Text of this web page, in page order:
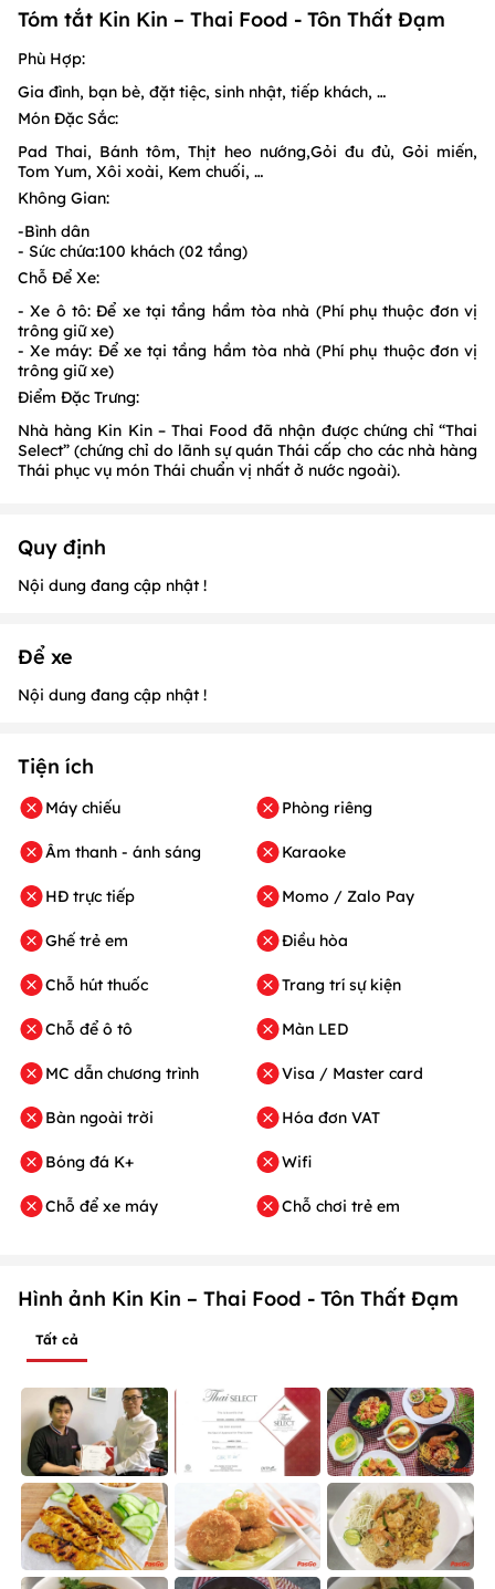
Tóm tắt Kin Kin – Thai Food - Tôn Thất Đạm
Phù Hợp:
Gia đình, bạn bè, đặt tiệc, sinh nhật, tiếp khách, …
Món Đặc Sắc:
Pad Thai, Bánh tôm, Thịt heo nướng,Gỏi đu đủ, Gỏi miến,
Tom Yum, Xôi xoài, Kem chuối, …
Không Gian:
-Bình dân
- Sức chứa:100 khách (02 tầng)
Chỗ Để Xe:
- Xe ô tô: Để xe tại tầng hầm tòa nhà (Phí phụ thuộc đơn vị
trông giữ xe)
- Xe máy: Để xe tại tầng hầm tòa nhà (Phí phụ thuộc đơn vị
trông giữ xe)
Điểm Đặc Trưng:
Nhà hàng Kin Kin – Thai Food đã nhận được chứng chỉ “Thai
Select” (chứng chỉ do lãnh sự quán Thái cấp cho các nhà hàng
Thái phục vụ món Thái chuẩn vị nhất ở nước ngoài).
Quy định
Nội dung đang cập nhật !
Để xe
Nội dung đang cập nhật !
Tiện ích
Máy chiếu
Âm thanh - ánh sáng
HĐ trực tiếp
Ghế trẻ em
Chỗ hút thuốc
Chỗ để ô tô
MC dẫn chương trình
Bàn ngoài trời
Bóng đá K+
Chỗ để xe máy
Phòng riêng
Karaoke
Momo / Zalo Pay
Điều hòa
Trang trí sự kiện
Màn LED
Visa / Master card
Hóa đơn VAT
Wifi
Chỗ chơi trẻ em
Hình ảnh Kin Kin – Thai Food - Tôn Thất Đạm
Tất cả